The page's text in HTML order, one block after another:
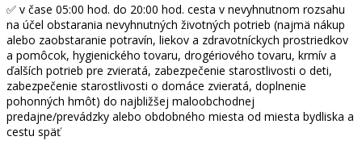
✅ v čase 05:00 hod. do 20:00 hod. cesta v nevyhnutnom rozsahu
na účel obstarania nevyhnutných životných potrieb (najmä nákup
alebo zaobstaranie potravín, liekov a zdravotníckych prostriedkov
a pomôcok, hygienického tovaru, drogériového tovaru, krmív a
ďalších potrieb pre zvieratá, zabezpečenie starostlivosti o deti,
zabezpečenie starostlivosti o domáce zvieratá, doplnenie
pohonných hmôt) do najbližšej maloobchodnej
predajne/prevádzky alebo obdobného miesta od miesta bydliska a
cestu späť